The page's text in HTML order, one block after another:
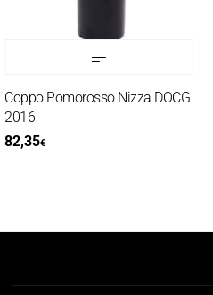
Pomorosso Nizza DOCG
€